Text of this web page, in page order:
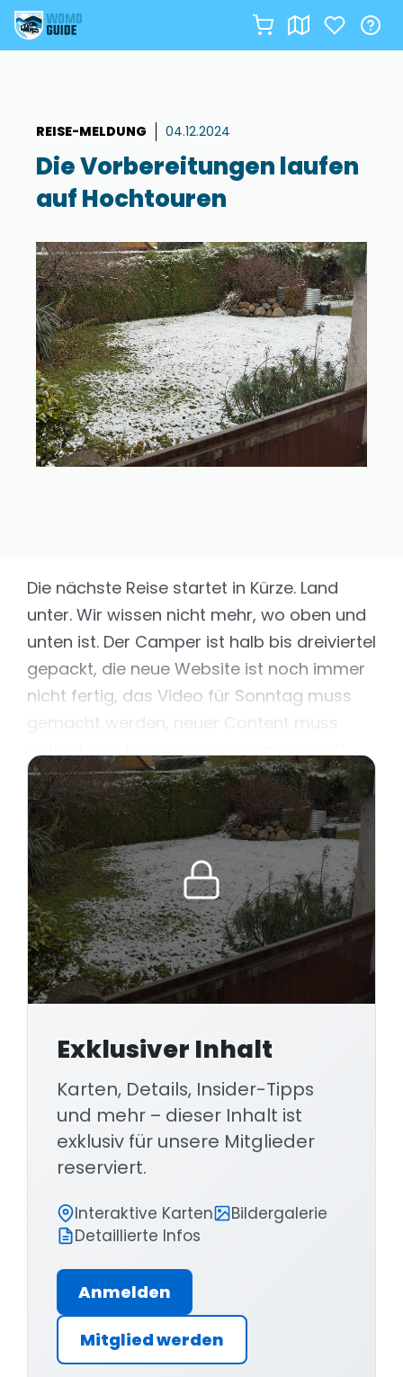
REISE-MELDUNG 04.12.2024
Die Vorbereitungen laufen
auf Hochtouren
Die nächste Reise startet in Kürze. Land
unter. Wir wissen nicht mehr, wo oben und
unten ist. Der Camper ist halb bis dreiviertel
gepackt, die neue Website ist noch immer
nicht fertig, das Video für Sonntag muss
gemacht werden, neuer Content muss
gefilmt werden, wir müssen uns von 100
Leuten verabschieden...ja, besinnlich ist er,
dieser Advent!
Exklusiver Inhalt
Karten, Details, Insider-Tipps
und mehr – dieser Inhalt ist
exklusiv für unsere Mitglieder
reserviert.
Interaktive Karten
Bildergalerie
Detaillierte Infos
Anmelden
Mitglied werden